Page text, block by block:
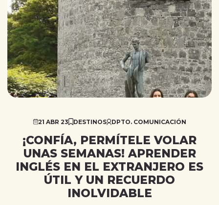
21 ABR 23 DESTINOS DPTO. COMUNICACIÓN
¡CONFÍA, PERMÍTELE VOLAR
UNAS SEMANAS! APRENDER
INGLÉS EN EL EXTRANJERO ES
ÚTIL Y UN RECUERDO
INOLVIDABLE